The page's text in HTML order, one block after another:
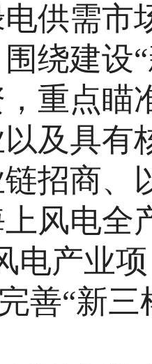
供需市
绕建设
重点瞄
及具有
招商、
风电全
电产业
“新三